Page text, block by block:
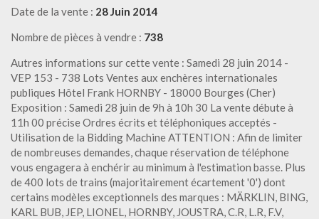
Date de la vente : 28 Juin 2014
Nombre de pièces à vendre : 738
Autres informations sur cette vente : Samedi 28 juin 2014 -
VEP 153 - 738 Lots Ventes aux enchères internationales
publiques Hôtel Frank HORNBY - 18000 Bourges (Cher)
Exposition : Samedi 28 juin de 9h à 10h 30 La vente débute à
11h 00 précise Ordres écrits et téléphoniques acceptés -
Utilisation de la Bidding Machine ATTENTION : Afin de limiter
de nombreuses demandes, chaque réservation de téléphone
vous engagera à enchérir au minimum à l'estimation basse. Plus
de 400 lots de trains (majoritairement écartement '0') dont
certains modèles exceptionnels des marques : MÄRKLIN, BING,
KARL BUB, JEP, LIONEL, HORNBY, JOUSTRA, C.R, L.R, F.V,